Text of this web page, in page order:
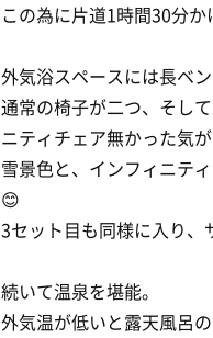
この為に片道1時間30分か
外気浴スペースには長ベン
通常の椅子が二つ、そし
ニティチェア無かった気
雪景色と、インフィニテ
😊
3セット目も同様に入り、
続いて温泉を堪能。
外気温が低いと露天風呂